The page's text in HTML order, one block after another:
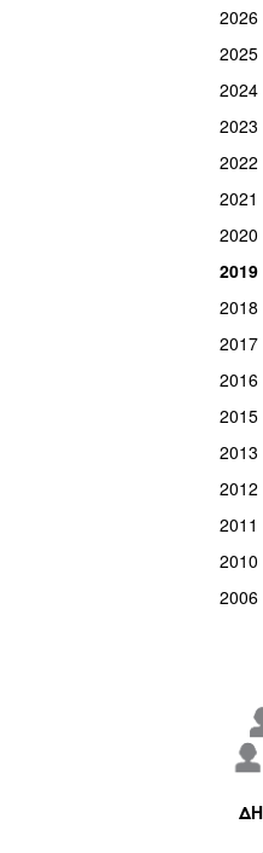
2026
2025
2024
2023
2022
2021
2020
2019
2018
2017
2016
2015
2013
2012
2011
2010
2006